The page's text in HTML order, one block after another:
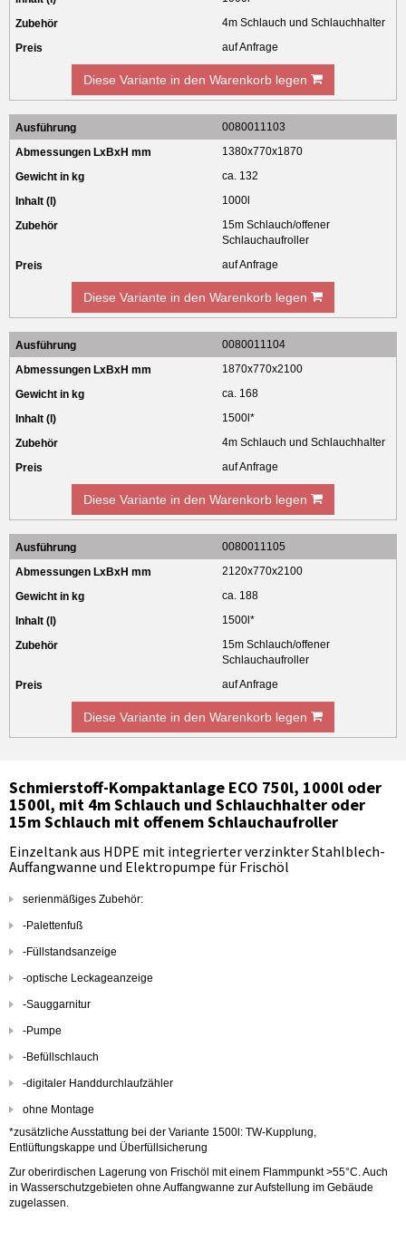
4m Schlauch und Schlauchhalter
auf Anfrage
Diese Variante in den Warenkorb legen
0080011103
1380x770x1870
ca. 132
1000l
15m Schlauch/offener
Schlauchaufroller
auf Anfrage
Diese Variante in den Warenkorb legen
0080011104
1870x770x2100
ca. 168
1500l*
4m Schlauch und Schlauchhalter
auf Anfrage
Diese Variante in den Warenkorb legen
0080011105
2120x770x2100
ca. 188
1500l*
15m Schlauch/offener
Schlauchaufroller
auf Anfrage
Diese Variante in den Warenkorb legen
Schmierstoff-Kompaktanlage ECO 750l, 1000l oder
1500l, mit 4m Schlauch und Schlauchhalter oder
15m Schlauch mit offenem Schlauchaufroller
Einzeltank aus HDPE mit integrierter verzinkter Stahlblech-
Auffangwanne und Elektropumpe für Frischöl
serienmäßiges Zubehör:
-Palettenfuß
-Füllstandsanzeige
-optische Leckageanzeige
-Sauggarnitur
-Pumpe
-Befüllschlauch
-digitaler Handdurchlaufzähler
ohne Montage
*zusätzliche Ausstattung bei der Variante 1500l: TW-Kupplung,
Entlüftungskappe und Überfüllsicherung
Zur oberirdischen Lagerung von Frischöl mit einem Flammpunkt >55°C. Auch
in Wasserschutzgebieten ohne Auffangwanne zur Aufstellung im Gebäude
zugelassen.